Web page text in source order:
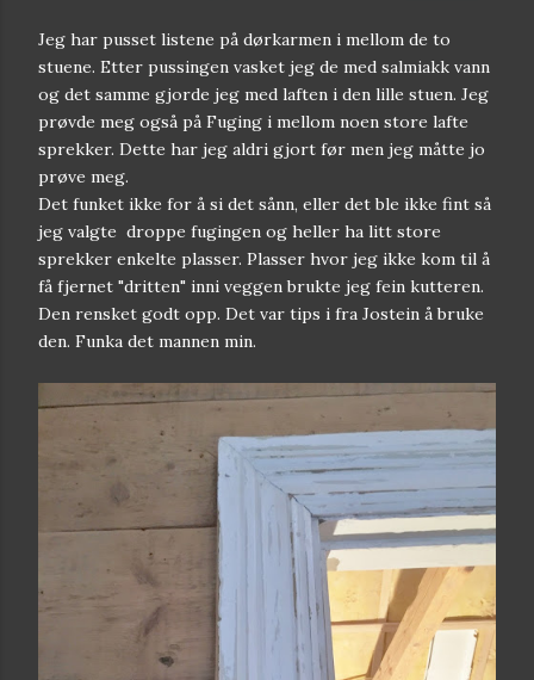
Jeg har pusset listene på dørkarmen i mellom de to
stuene. Etter pussingen vasket jeg de med salmiakk vann
og det samme gjorde jeg med laften i den lille stuen. Jeg
prøvde meg også på Fuging i mellom noen store lafte
sprekker. Dette har jeg aldri gjort før men jeg måtte jo
prøve meg.
Det funket ikke for å si det sånn, eller det ble ikke fint så
jeg valgte droppe fugingen og heller ha litt store
sprekker enkelte plasser. Plasser hvor jeg ikke kom til å
få fjernet "dritten" inni veggen brukte jeg fein kutteren.
Den rensket godt opp. Det var tips i fra Jostein å bruke
den. Funka det mannen min.